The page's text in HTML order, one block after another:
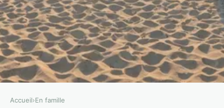
Accueil›En famille